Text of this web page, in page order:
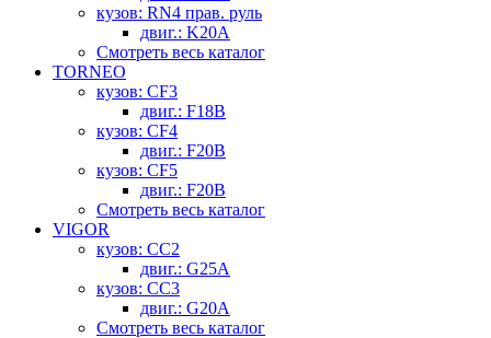
кузов: RN4 прав. руль
двиг.: K20A
Смотреть весь каталог
TORNEO
кузов: CF3
двиг.: F18B
кузов: CF4
двиг.: F20B
кузов: CF5
двиг.: F20B
Смотреть весь каталог
VIGOR
кузов: CC2
двиг.: G25A
кузов: CC3
двиг.: G20A
Смотреть весь каталог